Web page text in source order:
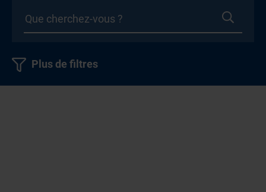
Plus de filtres